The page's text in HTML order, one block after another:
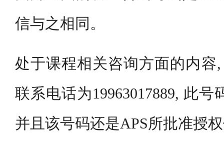
信与之相同。
处于课程相关咨询方面的内容
联系电话为19963017889, 此
并且该号码还是APS所批准授